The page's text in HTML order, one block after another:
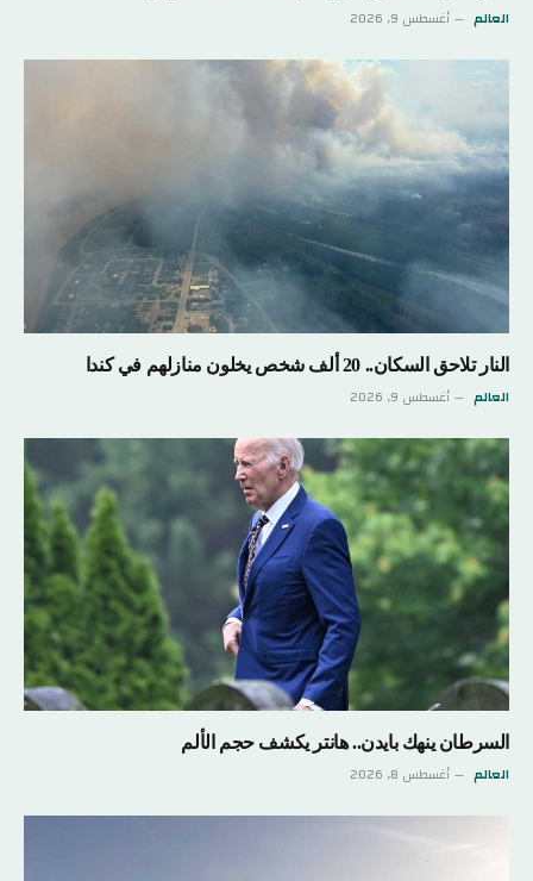
العالم أغسطس 9, 2026
النار تلاحق السكان.. 20 ألف شخص يخلون منازلهم في كندا
العالم أغسطس 9, 2026
السرطان ينهك بايدن.. هانتر يكشف حجم الألم
العالم أغسطس 8, 2026